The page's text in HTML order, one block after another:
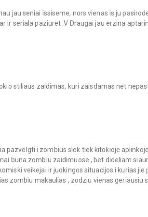
jau seniai issiseme, nors vienas is ju
ir seriala paziuret :V Draugai jau erzina
stiliaus zaidimas, kuri zaisdamas net
pazvelgti i zombius siek tiek kitokioje
buna zombiu zaidimuose , bet dideliam
veikejai ir juokingos situacijos i kurias jie
zombiu makaulias , zodziu vienas geriausiu